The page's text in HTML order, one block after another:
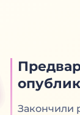
Закончили